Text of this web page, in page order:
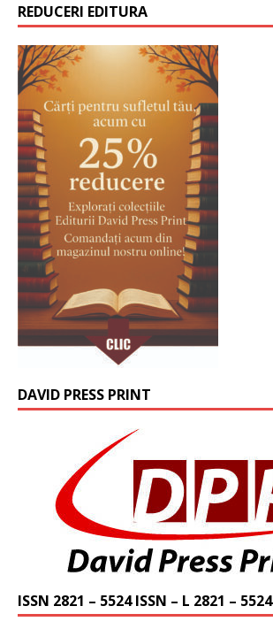
REDUCERI EDITURA
DAVID PRESS PRINT
ISSN 2821 – 5524 ISSN – L 2821 – 5524